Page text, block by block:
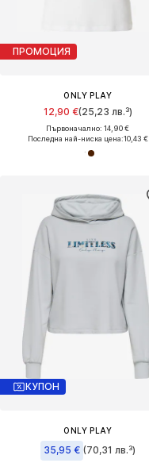
ПРОМОЦИЯ
ONLY PLAY
12,90 €(25,23 лв.³)
Първоначално: 14,90 €
Последна най-ниска цена:10,43 €
КУПОН
ONLY PLAY
35,95 € (70,31 лв.³)